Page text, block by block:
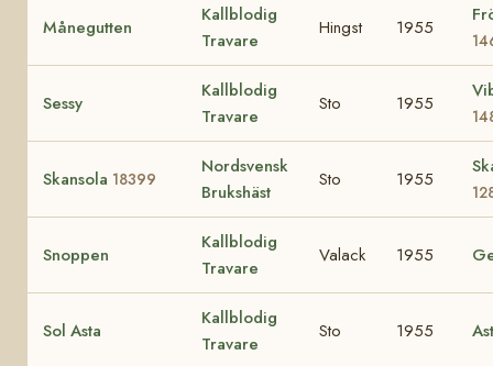
Månegutten
Kallblodig
Travare
Hingst 1955
Sessy
Kallblodig
Travare
Sto 1955
Skansola 18399
Nordsvensk
Brukshäst
Sto 1955
Snoppen
Kallblodig
Travare
Valack 1955
Sol Asta
Kallblodig
Travare
Sto 1955